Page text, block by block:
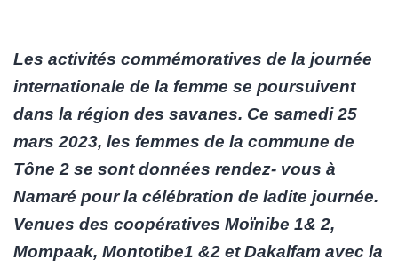
Les activités commémoratives de la journée
internationale de la femme se poursuivent
dans la région des savanes. Ce samedi 25
mars 2023, les femmes de la commune de
Tône 2 se sont données rendez- vous à
Namaré pour la célébration de ladite journée.
Venues des coopératives Moïnibe 1& 2,
Mompaak, Montotibe1 &2 et Dakalfam avec la